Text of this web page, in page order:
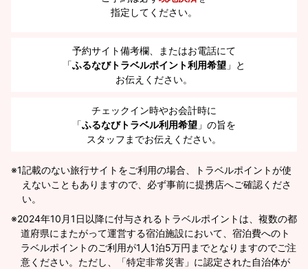
指定してください。
予約サイト備考欄、またはお電話にて
「ふるなびトラベルポイント利用希望 」と
お伝えください。
チェックイン時やお会計時に
「ふるなびトラベル利用希望 」の旨を
スタッフまでお伝えください。
※1記載のない旅行サイトをご利用の場合、トラベルポイントが使
えないこともありますので、必ず事前に提携店へご確認くださ
い。
2024年10月1日以降に付与されるトラベルポイントは、複数の都
道府県にまたがって運営する宿泊施設において、宿泊費へのト
ラベルポイントのご利用が1人1泊5万円までとなりますのでご注
意ください。ただし、「特定非常災害」に認定された自治体が